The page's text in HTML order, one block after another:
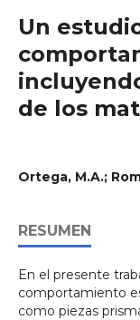
Un
de los
Ortega, M.A.;
RESUMEN
En el presente
comportamiento
como piezas